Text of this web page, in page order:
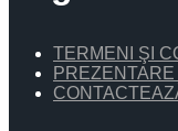
TERMENI ŞI